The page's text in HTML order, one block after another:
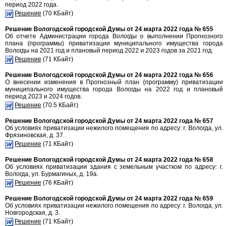
период 2022 года.
Решение (70 КБайт)
Решение Вологодской городской Думы от 24 марта 2022 года № 655
Об отчете Администрации города Вологды о выполнении Прогнозного
плана (программы) приватизации муниципального имущества города
Вологды на 2021 год и плановый период 2022 и 2023 годов за 2021 год.
Решение (71 КБайт)
Решение Вологодской городской Думы от 24 марта 2022 года № 656
О внесении изменения в Прогнозный план (программу) приватизации
муниципального имущества города Вологды на 2022 год и плановый
период 2023 и 2024 годов.
Решение (70.5 КБайт)
Решение Вологодской городской Думы от 24 марта 2022 года № 657
Об условиях приватизации нежилого помещения по адресу: г. Вологда, ул.
Фрязиновская, д. 37.
Решение (71 КБайт)
Решение Вологодской городской Думы от 24 марта 2022 года № 658
Об условиях приватизации здания с земельным участком по адресу: г.
Вологда, ул. Бурмагиных, д. 19а.
Решение (76 КБайт)
Решение Вологодской городской Думы от 24 марта 2022 года № 659
Об условиях приватизации нежилого помещения по адресу: г. Вологда, ул.
Новгородская, д. 3.
Решение (71 КБайт)